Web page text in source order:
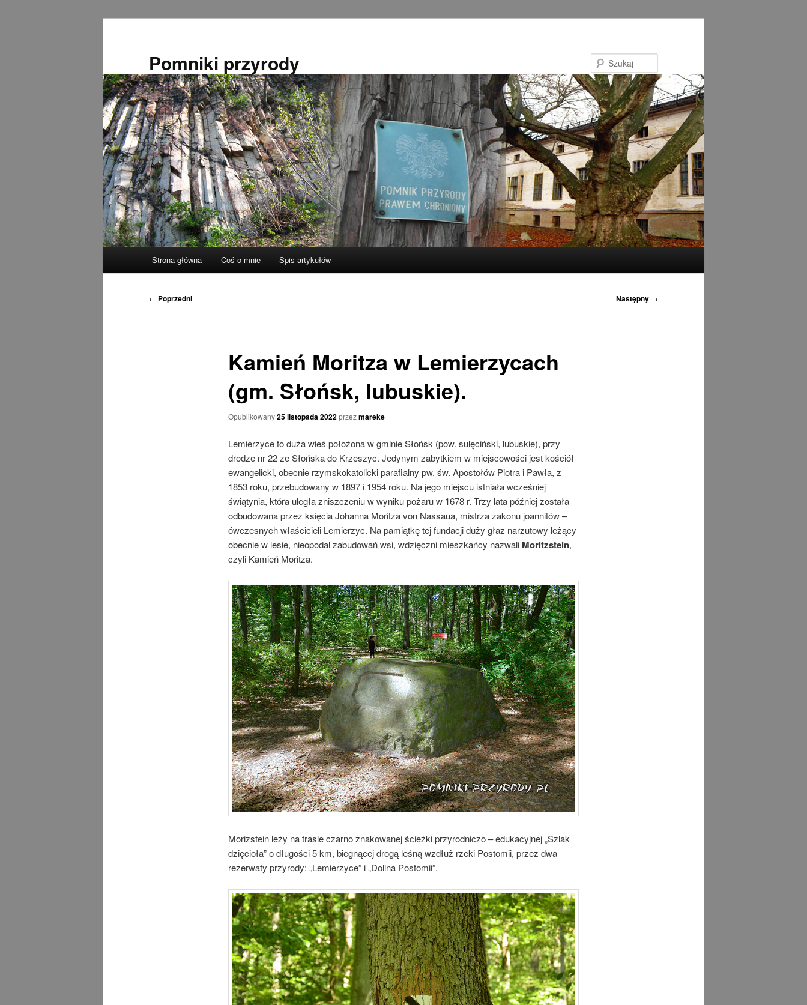
Pomniki przyrody
Strona główna Coś o mnie Spis artykułów
Nawigacja
← Poprzedni Następny →
Kamień Moritza w Lemierzycach
(gm. Słońsk, lubuskie).
Opublikowany25 listopada 2022przezmareke
Lemierzyce to duża wieś położona w gminie Słońsk (pow. sulęciński, lubuskie), przy
drodze nr 22 ze Słońska do Krzeszyc. Jedynym zabytkiem w miejscowości jest kościół
ewangelicki, obecnie rzymskokatolicki parafialny pw. św. Apostołów Piotra i Pawła, z
1853 roku, przebudowany w 1897 i 1954 roku. Na jego miejscu istniała wcześniej
świątynia, która uległa zniszczeniu w wyniku pożaru w 1678 r. Trzy lata później została
odbudowana przez księcia Johanna Moritza von Nassaua, mistrza zakonu joannitów –
ówczesnych właścicieli Lemierzyc. Na pamiątkę tej fundacji duży głaz narzutowy leżący
obecnie w lesie, nieopodal zabudowań wsi, wdzięczni mieszkańcy nazwali Moritzstein,
czyli Kamień Moritza.
Morizstein leży na trasie czarno znakowanej ścieżki przyrodniczo – edukacyjnej „Szlak
dzięcioła” o długości 5 km, biegnącej drogą leśną wzdłuż rzeki Postomii, przez dwa
rezerwaty przyrody: „Lemierzyce” i „Dolina Postomii”.